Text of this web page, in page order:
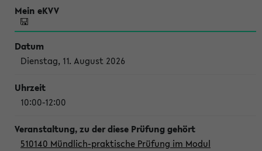
Dienstag, 11. August 2026
10:00-12:00
510140 Mündlich-praktische Prüfung im Modul